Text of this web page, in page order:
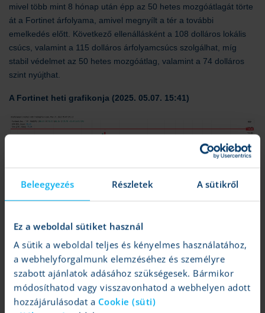
Beleegyezés Részletek A sütikről
Ez a weboldal sütiket használ
A sütik a weboldal teljes és kényelmes használatához,
a webhelyforgalmunk elemzéséhez és személyre
szabott ajánlatok adásához szükségesek. Bármikor
módosíthatod vagy visszavonhatod a webhelyen adott
hozzájárulásodat a Cookie (süti)
mivel több mint 8 hónap után épp az 50 hetes mozgóátlagát törte
át a Fortinet árfolyama, amivel megnyílt a tér a további
emelkedés előtt. Következő ellenállásként a 108 dolláros lokális
csúcs, valamint a 115 dolláros árfolyamcsúcs szolgálhat, míg
stabil védelmet az 50 hetes mozgóátlag, valamint a 74 dolláros
szint nyújthat.
A Fortinet heti grafikonja (2025. 05.07. 15:41)
Forrás: TradingView